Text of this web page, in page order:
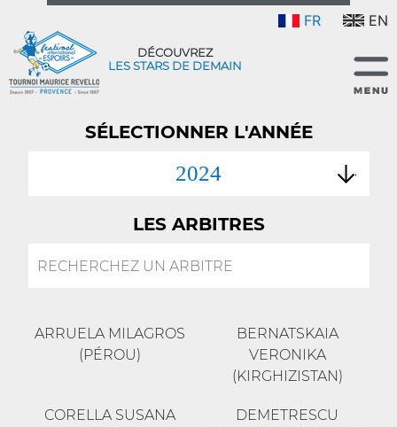
FR EN
DÉCOUVREZ
LES STARS DE DEMAIN
SÉLECTIONNER L'ANNÉE
2024
LES ARBITRES
ARRUELA MILAGROS
(PÉROU)
BERNATSKAIA
VERONIKA
(KIRGHIZISTAN)
CORELLA SUSANA
DEMETRESCU